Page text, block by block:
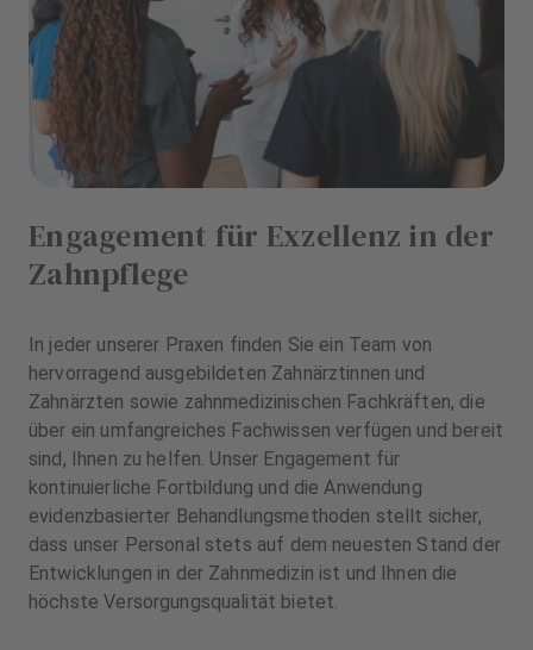
Engagement für Exzellenz in der
Zahnpflege
In jeder unserer Praxen finden Sie ein Team von
hervorragend ausgebildeten Zahnärztinnen und
Zahnärzten sowie zahnmedizinischen Fachkräften, die
über ein umfangreiches Fachwissen verfügen und bereit
sind, Ihnen zu helfen. Unser Engagement für
kontinuierliche Fortbildung und die Anwendung
evidenzbasierter Behandlungsmethoden stellt sicher,
dass unser Personal stets auf dem neuesten Stand der
Entwicklungen in der Zahnmedizin ist und Ihnen die
höchste Versorgungsqualität bietet.